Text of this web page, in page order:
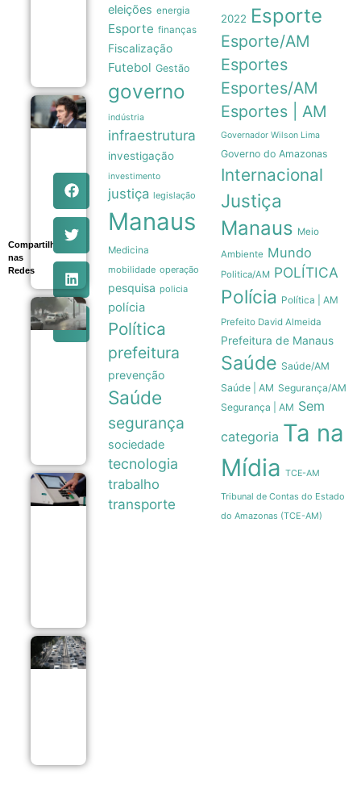
Compartilhe
nas
Redes
2026
em
empate
inédito
05/08
Milei
articula
investida
para
flexibilizar
venda de
terras a
estrangeiros
Argentina
Entenda
formação
ciclone
bomba
que
ameaça o
Brasil
05/08
Segurança
das urnas
eletrônicas
eleições energia
Esporte finanças
Fiscalização
Futebol Gestão
governo
indústria
infraestrutura
investigação
investimento
justiça legislação
Manaus
Medicina
mobilidade operação
pesquisa policia
polícia
Política
prefeitura
prevenção
Saúde
segurança
sociedade
tecnologia
trabalho
transporte
2022 Esporte
Esporte/AM
Esportes
Esportes/AM
Esportes | AM
Governador Wilson Lima
Governo do Amazonas
Internacional
Justiça
Manaus Meio
Ambiente Mundo
Politica/AM POLÍTICA
Polícia Política | AM
Prefeito David Almeida
Prefeitura de Manaus
Saúde Saúde/AM
Saúde | AM Segurança/AM
Segurança | AM Sem
categoria Ta na
Mídia TCE-AM
Tribunal de Contas do Estado
do Amazonas (TCE-AM)